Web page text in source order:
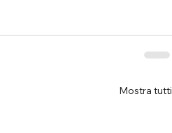
Mostra tutti